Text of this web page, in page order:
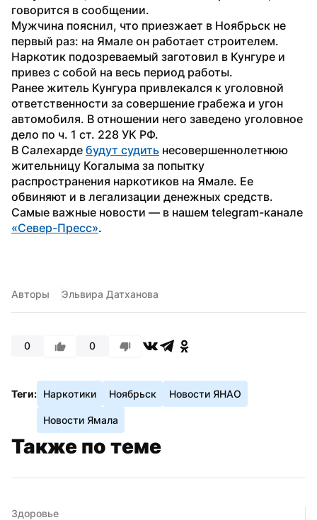
говорится в сообщении.
Мужчина пояснил, что приезжает в Ноябрьск не
первый раз: на Ямале он работает строителем.
Наркотик подозреваемый заготовил в Кунгуре и
привез с собой на весь период работы.
Ранее житель Кунгура привлекался к уголовной
ответственности за совершение грабежа и угон
автомобиля. В отношении него заведено уголовное
дело по ч. 1 ст. 228 УК РФ.
В Салехарде будут судить несовершеннолетнюю
жительницу Когалыма за попытку
распространения наркотиков на Ямале. Ее
обвиняют и в легализации денежных средств.
«Север-Пресс».
Авторы Эльвира Датханова
0 0
Теги: Наркотики Ноябрьск Новости ЯНАО
Новости Ямала
Также по теме
Здоровье